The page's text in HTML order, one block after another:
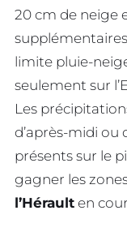
20 cm de neige
limite pluie-
seulement sur
Les
d’après-midi ou
présents sur le
gagner les
l’Hérault en